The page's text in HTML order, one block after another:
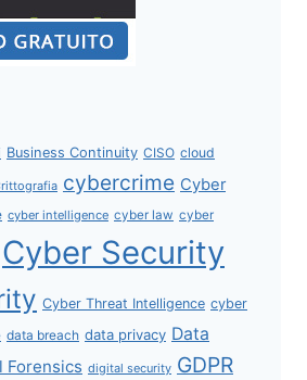
Business Continuity CISO cloud
cybercrime Cyber
cyber intelligence cyber law cyber
Cyber Security
Cyber Threat Intelligence cyber
data breach data privacy Data
Forensics digital security GDPR